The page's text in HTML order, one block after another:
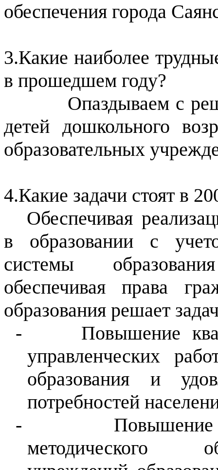
обеспечения города
3.Какие наиболее
в прошедшем году?
Опаздываем с
детей дошкольного
образовательных
4.Какие задачи стоят в
Обеспечивая
в образовании с
системы
обеспечивая права
образования решает
-
Повышение
управленческих
образования и
потребностей
-
Повышение
методического